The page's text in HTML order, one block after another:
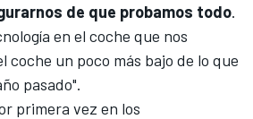
de que probamos todo.
en el coche que nos
coche un poco más bajo de lo que
pasado".
primera vez en los